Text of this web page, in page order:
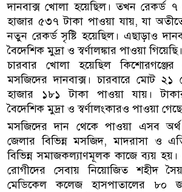
দানবাক্স খোলা হয়েছিল। তখন রেকর্ড
হাজার ৫৩৭ টাকা পাওয়া যায়, যা
নতুন রেকর্ড সৃষ্টি হয়েছিল। এছাড়াও
বৈদেশিক মুদ্রা ও স্বর্ণালঙ্কার পাওয়া
চারবার খোলা হয়েছিল কিশোরগঞ্জের
মসজিদের দানবাক্স। চারবারে মোট
হাজার ১৮১ টাকা পাওয়া যায়।
বৈদেশিক মুদ্রা ও স্বর্ণালংকারও পাওয়া
মসজিদের দান থেকে পাওয়া এসব অর্থ
জেলার বিভিন্ন মসজিদ, মাদরাসা ও
বিভিন্ন সমাজকল্যাণমূলক কাজে ব্যয়
রোগীদের সেবায় নিয়োজিত শহীদ
মেডিকেল কলেজ হাসপাতালের ৮০